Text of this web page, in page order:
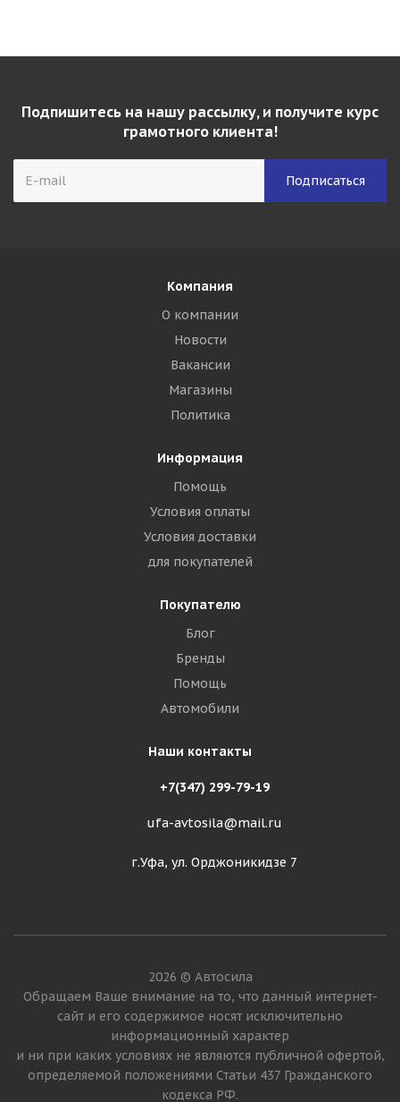
Подпишитесь на нашу рассылку, и получите курс
грамотного клиента!
Компания
О компании
Новости
Вакансии
Магазины
Политика
Информация
Помощь
Условия оплаты
Условия доставки
для покупателей
Покупателю
Блог
Бренды
Помощь
Автомобили
Наши контакты
+7(347) 299-79-19
ufa-avtosila@mail.ru
г.Уфа, ул. Орджоникидзе 7
2026 © Автосила
Обращаем Ваше внимание на то, что данный интернет-
сайт и его содержимое носят исключительно
информационный характер
и ни при каких условиях не являются публичной офертой,
определяемой положениями Статьи 437 Гражданского
кодекса РФ.